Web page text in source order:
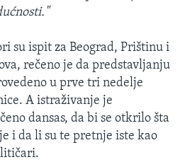
su ispit za Beograd, Prištinu i
rečeno je da predstavljanju
u prve tri nedelje
A istraživanje je
dansas, da bi se otkrilo šta
i da li su te pretnje iste kao